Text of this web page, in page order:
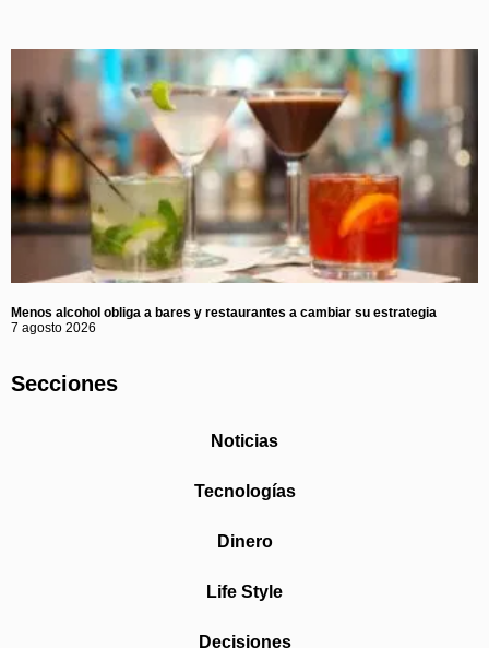
Menos alcohol obliga a bares y restaurantes a cambiar su estrategia
7 agosto 2026
Secciones
Noticias
Tecnologías
Dinero
Life Style
Decisiones